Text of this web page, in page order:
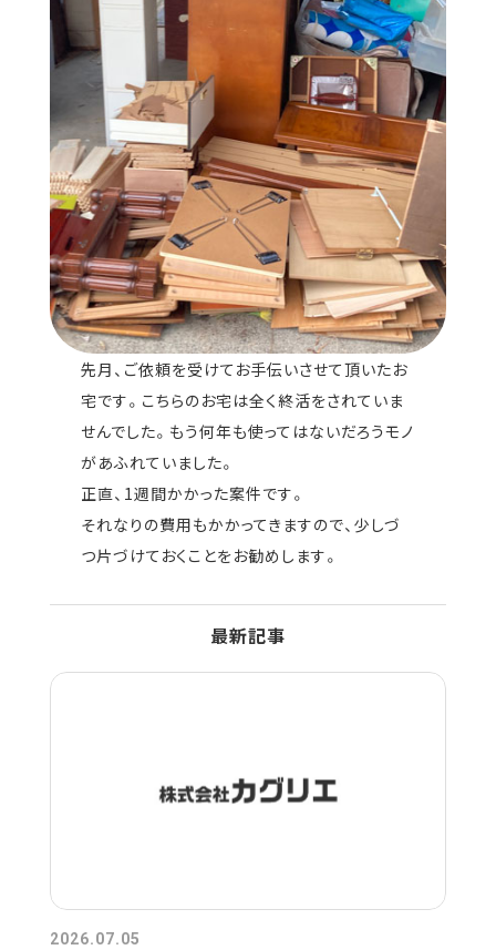
先月、ご依頼を受けてお手伝いさせて頂いたお
宅です。こちらのお宅は全く終活をされていま
せんでした。もう何年も使ってはないだろうモノ
があふれていました。
正直、1週間かかった案件です。
それなりの費用もかかってきますので、少しづ
つ片づけておくことをお勧めします。
最新記事
2026.07.05